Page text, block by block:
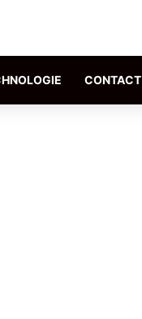
CONTACT